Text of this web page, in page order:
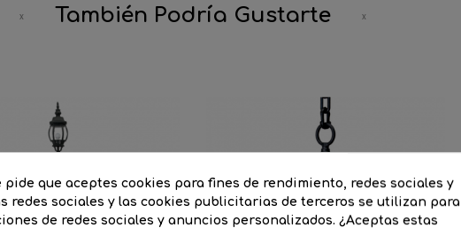
También Podría Gustarte
pide que aceptes cookies para fines de rendimiento, redes sociales y
redes sociales y las cookies publicitarias de terceros se utilizan para
de redes sociales y anuncios personalizados. ¿Aceptas estas